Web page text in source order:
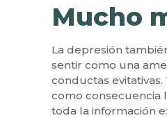
Mucho
La depresión
sentir como una
conductas
como consecuencia
toda la información